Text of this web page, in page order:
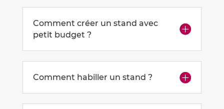
Comment créer un stand avec
petit budget ?
Comment habiller un stand ?